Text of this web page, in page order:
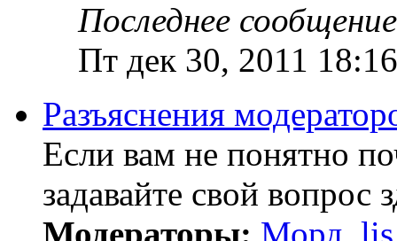
Последнее сообщение
Пт дек 30, 2011 18:16
Разъяснения
Если вам не понятно
задавайте свой вопрос